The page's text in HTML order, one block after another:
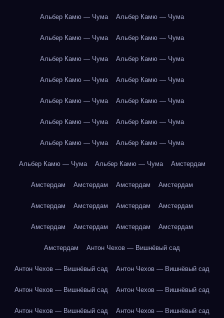
Альбер Камю — Чума Альбер Камю — Чума
Альбер Камю — Чума Альбер Камю — Чума
Альбер Камю — Чума Альбер Камю — Чума
Альбер Камю — Чума Альбер Камю — Чума
Альбер Камю — Чума Альбер Камю — Чума
Альбер Камю — Чума Альбер Камю — Чума
Альбер Камю — Чума Альбер Камю — Чума
Альбер Камю — Чума Альбер Камю — Чума Амстердам
Амстердам Амстердам Амстердам Амстердам
Амстердам Амстердам Амстердам Амстердам
Амстердам Амстердам Амстердам Амстердам
Амстердам Антон Чехов — Вишнёвый сад
Антон Чехов — Вишнёвый сад Антон Чехов — Вишнёвый сад
Антон Чехов — Вишнёвый сад Антон Чехов — Вишнёвый сад
Антон Чехов — Вишнёвый сад Антон Чехов — Вишнёвый сад